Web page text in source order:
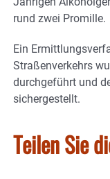
rund zwei Promille.
Ein
Straßenverkehrs
durchgeführt und
sichergestellt.
Teilen Sie